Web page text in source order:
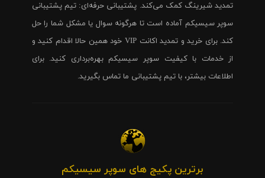
تمدید شیرینگ کمک می‌کند. پشتیبانی حرفه‌ای: تیم پشتیبانی
سوپر سیسیکم آماده است تا هرگونه سوال یا مشکل شما را حل
کند. برای خرید و تمدید اکانت VIP خود همین حالا اقدام کنید و
از خدمات با کیفیت سوپر سیسیکم بهره‌برداری کنید. برای
اطلاعات بیشتر، با تیم پشتیبانی ما تماس بگیرید.
برترین پکیج های سوپر سیسیکم